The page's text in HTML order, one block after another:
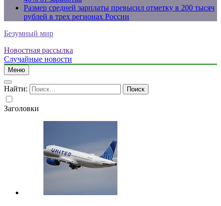
Размер средней зарплаты превысил отметку в 200 тысяч
рублей в трех регионах России
Безумный мир
Новостная рассылка
Случайные новости
Меню
Найти:
Заголовки